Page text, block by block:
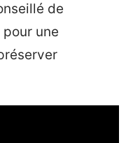
de
une